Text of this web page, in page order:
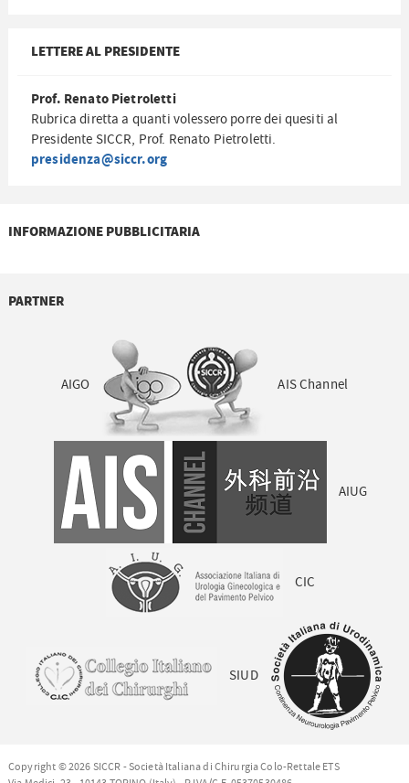
LETTERE AL PRESIDENTE
Prof. Renato Pietroletti
Rubrica diretta a quanti volessero porre dei quesiti al
Presidente SICCR, Prof. Renato Pietroletti.
presidenza@siccr.org
INFORMAZIONE PUBBLICITARIA
PARTNER
AIGO AIS Channel
AIUG
CIC
SIUD
Copyright © 2026 SICCR - Società Italiana di Chirurgia Colo-Rettale ETS